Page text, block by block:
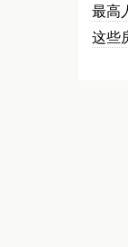
最高
这些